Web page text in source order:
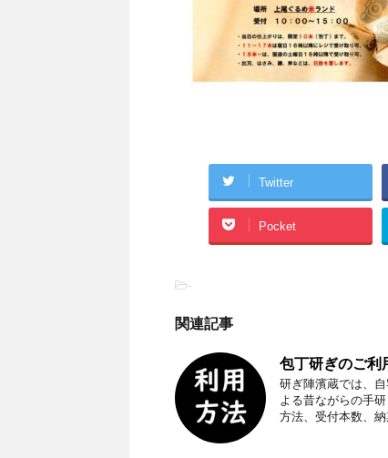
Twitter
Pocket
-
関連記事
包丁研ぎのご利
研ぎ陣濱蔵では、
よる昔ながらの手
方法、受付本数、